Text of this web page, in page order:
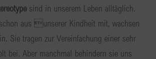
sind in unserem Leben alltäglich.
aus unserer Kindheit mit, wachsen
Sie tragen zur Vereinfachung einer sehr
bei. Aber manchmal behindern sie uns